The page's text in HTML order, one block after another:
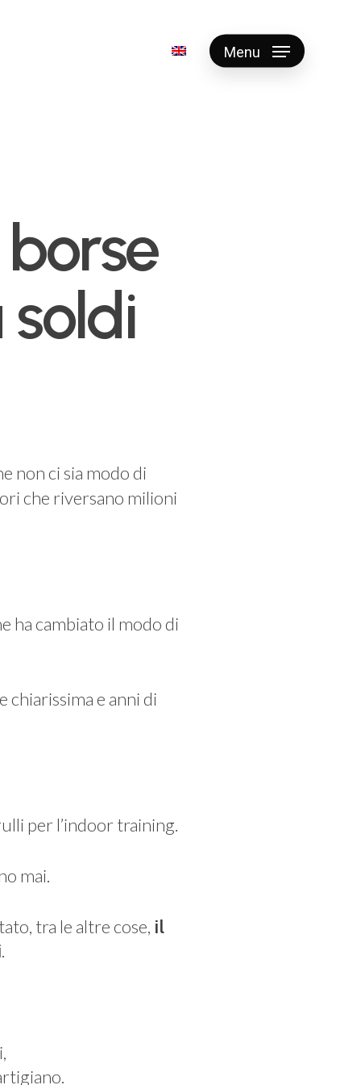
Menu
non ci sia modo di
che riversano milioni
ha cambiato il modo di
chiarissima e anni di
per l’indoor training.
mai.
tra le altre cose, il
.